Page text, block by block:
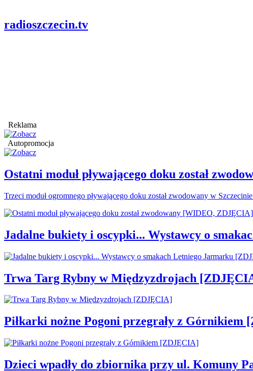
radioszczecin.tv
Reklama
Autopromocja
Ostatni moduł pływającego doku został
Trzeci moduł ogromnego pływającego doku został zwodowany w
Jadalne bukiety i oscypki... Wystawcy o
Trwa Targ Rybny w Międzyzdrojach
Piłkarki nożne Pogoni przegrały z Górnikiem
Dzieci wpadły do zbiornika przy ul. Komuny